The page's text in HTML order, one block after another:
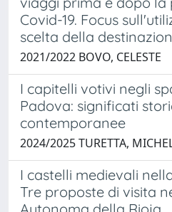
Covid-19. Focus
scelta della
2021/2022 BOVO, CELESTE
I capitelli votivi negli
Padova: significati
contemporanee
2024/2025 TURETTA,
I castelli medievali
Tre proposte di visita